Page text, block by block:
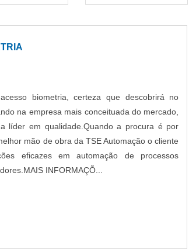
biometria, certeza que descobrirá no
na empresa mais conceituada do mercado,
líder em qualidade.Quando a procura é por
mão de obra da TSE Automação o cliente
eficazes em automação de processos
INFORMAÇÕ...